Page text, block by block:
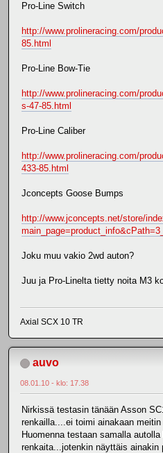
Pro-Line Switch
http://www.prolineracing.com/
85.html
Pro-Line Bow-Tie
http://www.prolineracing.com/
s-47-85.html
Pro-Line Caliber
http://www.prolineracing.com/
433-85.html
Jconcepts Goose Bumps
http://www.jconcepts.net/store/
Joku muu vakio 2wd auton?
Juu ja Pro-Linelta tietty noita M3
Axial SCX 10 TR
auvo
08.01.10 - klo: 17.38
Nirkissä testasin tänään Asson
renkailla....ei toimi ainakaan meitin
Huomenna testaan samalla
renkaita...jotenkin näyttäis ainakin